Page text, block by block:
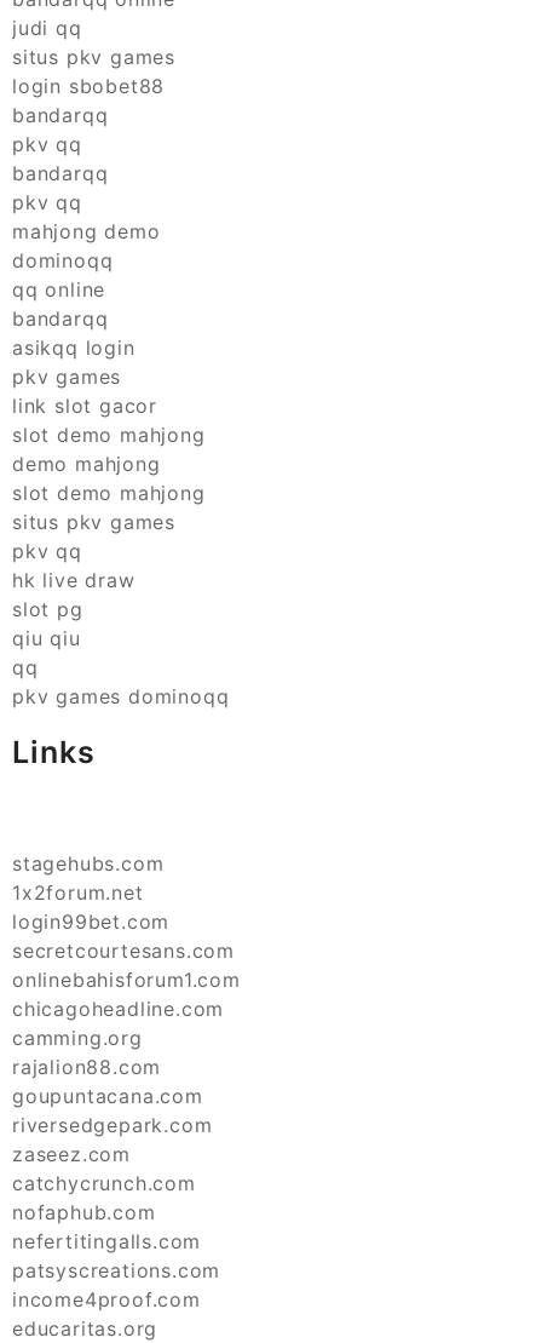
judi qq
situs pkv games
login sbobet88
bandarqq
pkv qq
bandarqq
pkv qq
mahjong demo
dominoqq
qq online
bandarqq
asikqq login
pkv games
link slot gacor
slot demo mahjong
demo mahjong
slot demo mahjong
situs pkv games
pkv qq
hk live draw
slot pg
qiu qiu
qq
pkv games dominoqq
Links
stagehubs.com
1x2forum.net
login99bet.com
secretcourtesans.com
onlinebahisforum1.com
chicagoheadline.com
camming.org
rajalion88.com
goupuntacana.com
riversedgepark.com
zaseez.com
catchycrunch.com
nofaphub.com
nefertitingalls.com
patsyscreations.com
income4proof.com
educaritas.org